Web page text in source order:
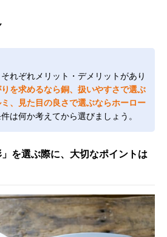
れぞれメリット・デメリットがあり
を求めるなら銅、扱いやすさで選ぶ
、見た目の良さで選ぶならホーロー
は何か考えてから選びましょう。
を選ぶ際に、大切なポイントは